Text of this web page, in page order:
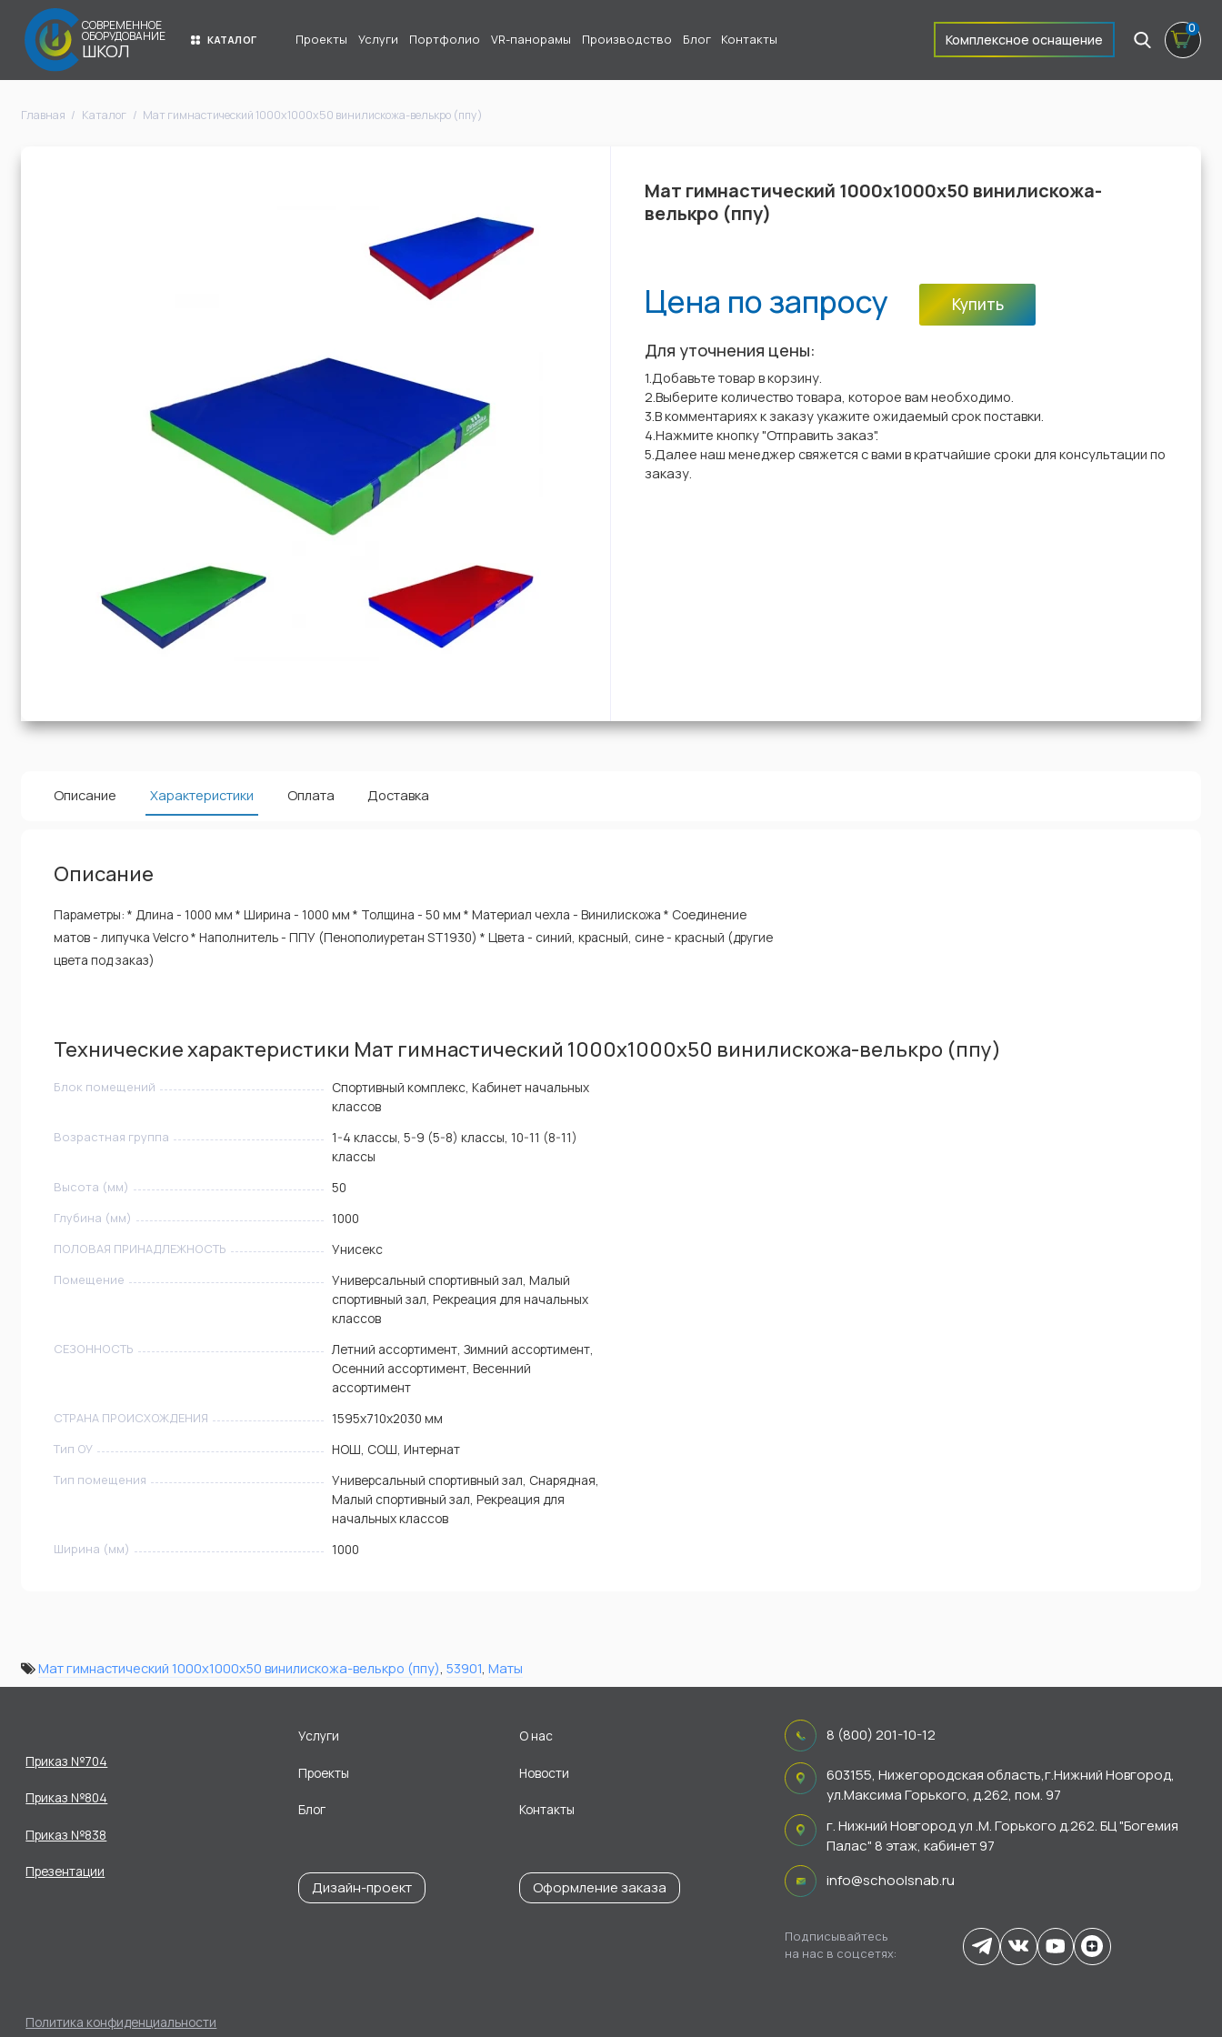
СОВРЕМЕННОЕ
ОБОРУДОВАНИЕ
ШКОЛ КАТАЛОГ Проекты Услуги Портфолио VR-панорамы Производство Блог Контакты Комплексное оснащение
0
Главная Каталог Мат гимнастический 1000х1000х50 винилискожа-велькро (ппу)
Мат гимнастический 1000х1000х50 винилискожа-
велькро (ппу)
Цена по запросу Купить
Для уточнения цены:
1.Добавьте товар в корзину.
2.Выберите количество товара, которое вам необходимо.
3.В комментариях к заказу укажите ожидаемый срок поставки.
4.Нажмите кнопку "Отправить заказ".
5.Далее наш менеджер свяжется с вами в кратчайшие сроки для консультации по
заказу.
Описание Характеристики Оплата Доставка
Описание
Параметры: * Длина - 1000 мм * Ширина - 1000 мм * Толщина - 50 мм * Материал чехла - Винилискожа * Соединение
матов - липучка Velcro * Наполнитель - ППУ (Пенополиуретан ST1930) * Цвета - синий, красный, сине - красный (другие
цвета под заказ)
Технические характеристики Мат гимнастический 1000х1000х50 винилискожа-велькро (ппу)
Блок помещений
Спортивный комплекс, Кабинет начальных
классов
Возрастная группа
1-4 классы, 5-9 (5-8) классы, 10-11 (8-11)
классы
Высота (мм) 50
Глубина (мм) 1000
ПОЛОВАЯ ПРИНАДЛЕЖНОСТЬ Унисекс
Помещение
Универсальный спортивный зал, Малый
спортивный зал, Рекреация для начальных
классов
СЕЗОННОСТЬ
Летний ассортимент, Зимний ассортимент,
Осенний ассортимент, Весенний
ассортимент
СТРАНА ПРОИСХОЖДЕНИЯ 1595х710х2030 мм
Тип ОУ НОШ, СОШ, Интернат
Тип помещения
Универсальный спортивный зал, Снарядная,
Малый спортивный зал, Рекреация для
начальных классов
Ширина (мм) 1000
Мат гимнастический 1000х1000х50 винилискожа-велькро (ппу) 53901 Маты
Приказ №704
Приказ №804
Приказ №838
Презентации
Услуги
Проекты
Блог
Дизайн-проект
О нас
Новости
Контакты
Оформление заказа
8 (800) 201-10-12
603155, Нижегородская область,г.Нижний Новгород,
ул.Максима Горького, д.262, пом. 97
г. Нижний Новгород ул .М. Горького д.262. БЦ "Богемия
Палас" 8 этаж, кабинет 97
info@schoolsnab.ru
Подписывайтесь
на нас в соцсетях:
Политика конфиденциальности